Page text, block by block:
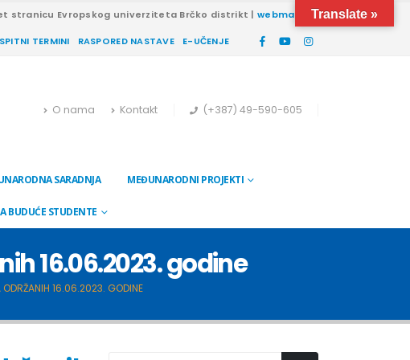
stranicu Evropskog univerziteta Brčko distrikt |webmail
TERMINI RASPORED NASTAVE E-UČENJE
O nama Kontakt (+387) 49-590-605
SARADNJA MEĐUNARODNI PROJEKTI
BUDUĆE STUDENTE
16.06.2023. godine
ODRŽANIH 16.06.2023. GODINE
Translate »